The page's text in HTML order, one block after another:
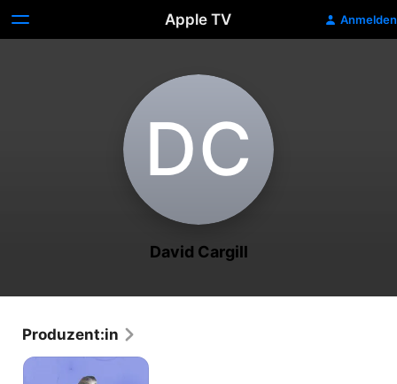
Apple TV Anmelden
D‌C
David Cargill
Produzent:in
Mastermind